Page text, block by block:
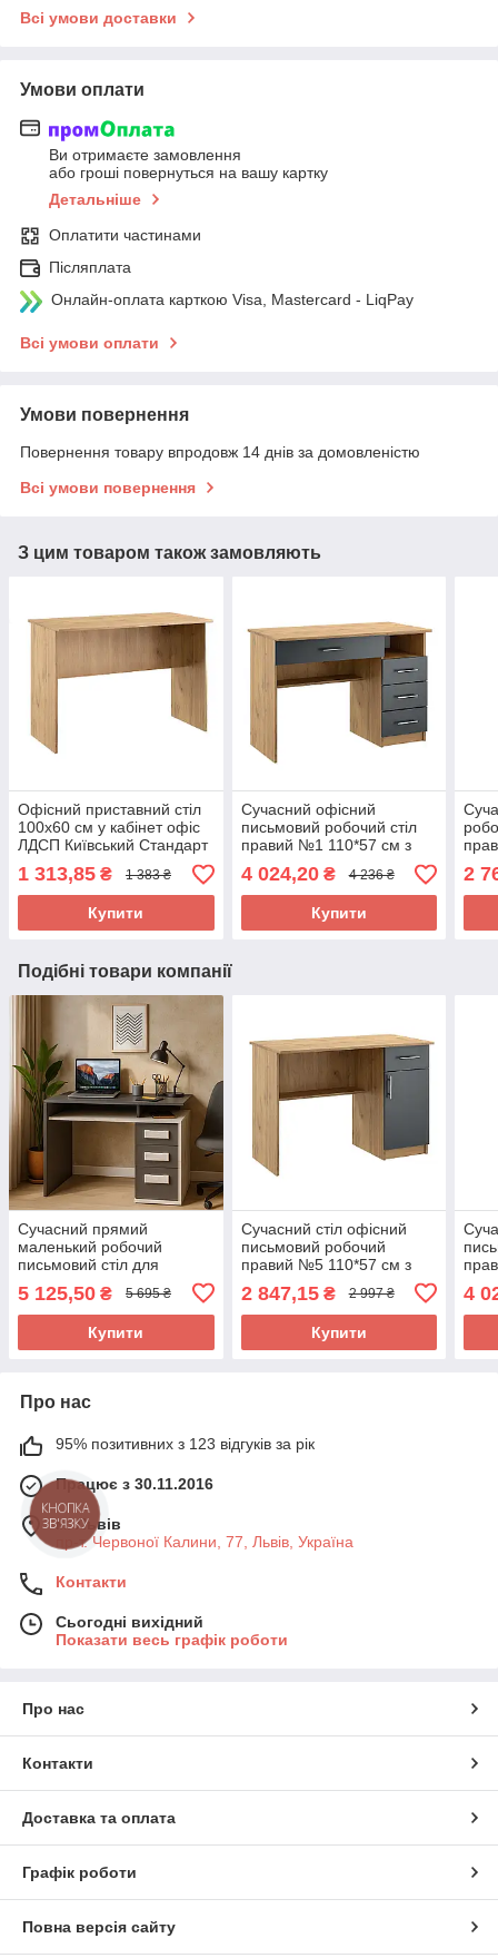
Всі умови доставки
Умови оплати
Ви отримаєте замовлення
або гроші повернуться на вашу картку
Детальніше
Оплатити частинами
Післяплата
Онлайн-оплата карткою Visa, Mastercard - LiqPay
Всі умови оплати
Умови повернення
Повернення товару впродовж 14 днів за домовленістю
Всі умови повернення
З цим товаром також замовляють
Офісний приставний стіл
100х60 см у кабінет офіс
ЛДСП Київський Стандарт
1 313,85 ₴ 1 383 ₴
Купити
Сучасний офісний
письмовий робочий стіл
правий №1 110*57 см з
шухлядами в кабінет офіс
для персоналу ДСП
Київський Стандарт
4 024,20₴ 4 236 ₴
Купити
2
Подібні товари компанії
Сучасний прямий
маленький робочий
письмовий стіл для
однотумбовий з
шухлядами Вуді 90 Летро
5 125,50 ₴ 5 695 ₴
Купити
Сучасний стіл офісний
письмовий робочий
правий №5 110*57 см з
тумбою в кабінет офіс для
персоналу ДСП Київський
Стандарт
2 847,15₴ 2 997 ₴
Купити
для
4
Про нас
95% позитивних з 123 відгуків за рік
Працює з 30.11.2016
м. Львів
пр-т. Червоної Калини, 77, Львів, Україна
Контакти
Сьогодні вихідний
Показати весь графік роботи
Про нас
Контакти
Доставка та оплата
Графік роботи
Повна версія сайту
КНОПКА
ЗВ'ЯЗКУ